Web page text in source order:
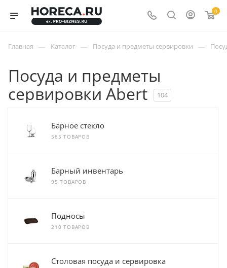
0
Главная — Каталог — Посуда и предметы сервировки —
Посуда и предметы
сервировки Abert
104
Барное стекло
585 ТОВАРОВ
Барный инвентарь
95 ТОВАРОВ
Подносы
210 ТОВАРОВ
Столовая посуда и сервировка